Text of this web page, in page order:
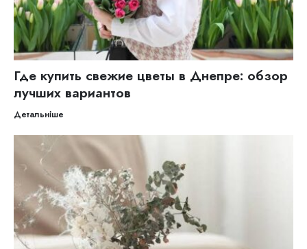
Где купить свежие цветы в Днепре: обзор
лучших вариантов
Детальніше